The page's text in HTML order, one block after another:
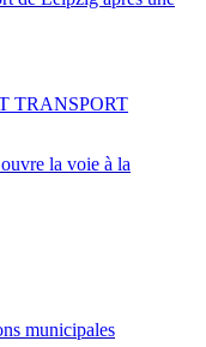
la voie à la
TRANSPORT
municipales